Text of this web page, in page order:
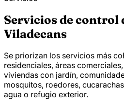
Servicios de control
Viladecans
Se priorizan los servicios más
residenciales, áreas
viviendas con jardín,
mosquitos, roedores,
agua o refugio exterior.